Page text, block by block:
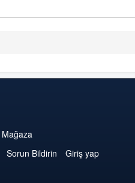
Mağaza
Sorun Bildirin
Giriş yap